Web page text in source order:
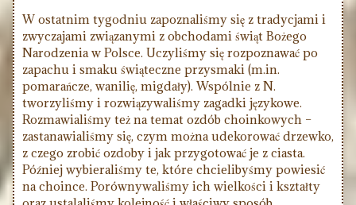
W ostatnim tygodniu zapoznaliśmy się z tradycjami i
zwyczajami związanymi z obchodami świąt Bożego
Narodzenia w Polsce. Uczyliśmy się rozpoznawać po
zapachu i smaku świąteczne przysmaki (m.in.
pomarańcze, wanilię, migdały). Wspólnie z N.
tworzyliśmy i rozwiązywaliśmy zagadki językowe.
Rozmawialiśmy też na temat ozdób choinkowych –
zastanawialiśmy się, czym można udekorować drzewko,
z czego zrobić ozdoby i jak przygotować je z ciasta.
Później wybieraliśmy te, które chcielibyśmy powiesić
na choince. Porównywaliśmy ich wielkości i kształty